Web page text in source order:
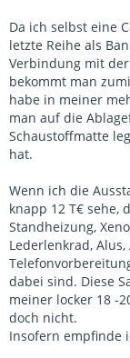
Da ich selbst eine
letzte Reihe als
Verbindung mit
bekommt man
habe in meiner
man auf die
Schaustoffmatte
hat.
Wenn ich die
knapp 12 T€ sehe,
Standheizung,
Lederlenkrad, Alus,
dabei sind. Diese
meiner locker 18 -
doch nicht.
Insofern empfinde